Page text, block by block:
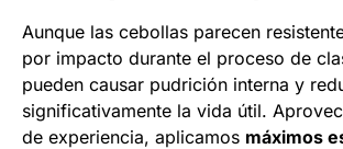
Aunque las cebollas parecen
por impacto durante el proceso de
pueden causar pudrición interna y
significativamente la vida útil.
de experiencia, aplicamos máximos